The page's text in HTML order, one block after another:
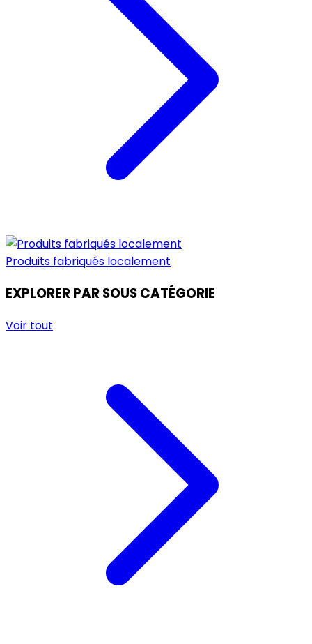
Produits fabriqués localement
EXPLORER PAR SOUS CATÉGORIE
Voir tout